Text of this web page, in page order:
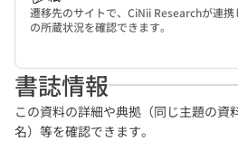
遷移先のサイトで、CiNii Researchが連
の所蔵状況を確認できます。
書誌情報
この資料の詳細や典拠（同じ主題の資
名）等を確認できます。